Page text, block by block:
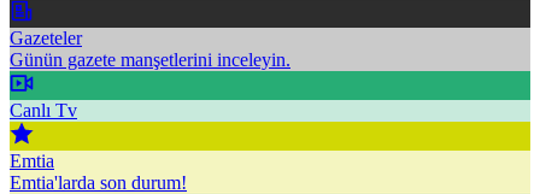
Gazeteler
Günün gazete manşetlerini inceleyin.
Canlı Tv
Emtia
Emtia'larda son durum!